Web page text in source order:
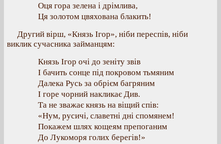
Оця гора зелена і дрімлива,
Ця золотом цвяхована блакить!
Другий вірш, «Князь Ігор», ніби переспів, ніби
виклик сучасника займанцям:
Князь Ігор очі до зеніту звів
І бачить сонце під покровом тьмяним
Далека Русь за обрієм багряним
І горе чорний накликає Див.
Та не зважає князь на віщий спів:
«Нум, русичі, славетні дні спомянем!
Покажем шлях кощеям препоганим
До Лукоморя голих берегів!»